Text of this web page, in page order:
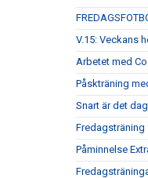
V.15: Veckans
Arbetet med
Påskträning
Snart är det
Påminnelse